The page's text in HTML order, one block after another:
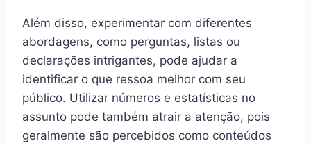
Além disso, experimentar com diferentes
abordagens, como perguntas, listas ou
declarações intrigantes, pode ajudar a
identificar o que ressoa melhor com seu
público. Utilizar números e estatísticas no
assunto pode também atrair a atenção, pois
geralmente são percebidos como conteúdos